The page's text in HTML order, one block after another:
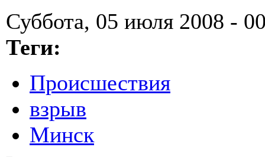
Суббота, 05 июля 2008 -
Теги:
Происшествия
взрыв
Минск